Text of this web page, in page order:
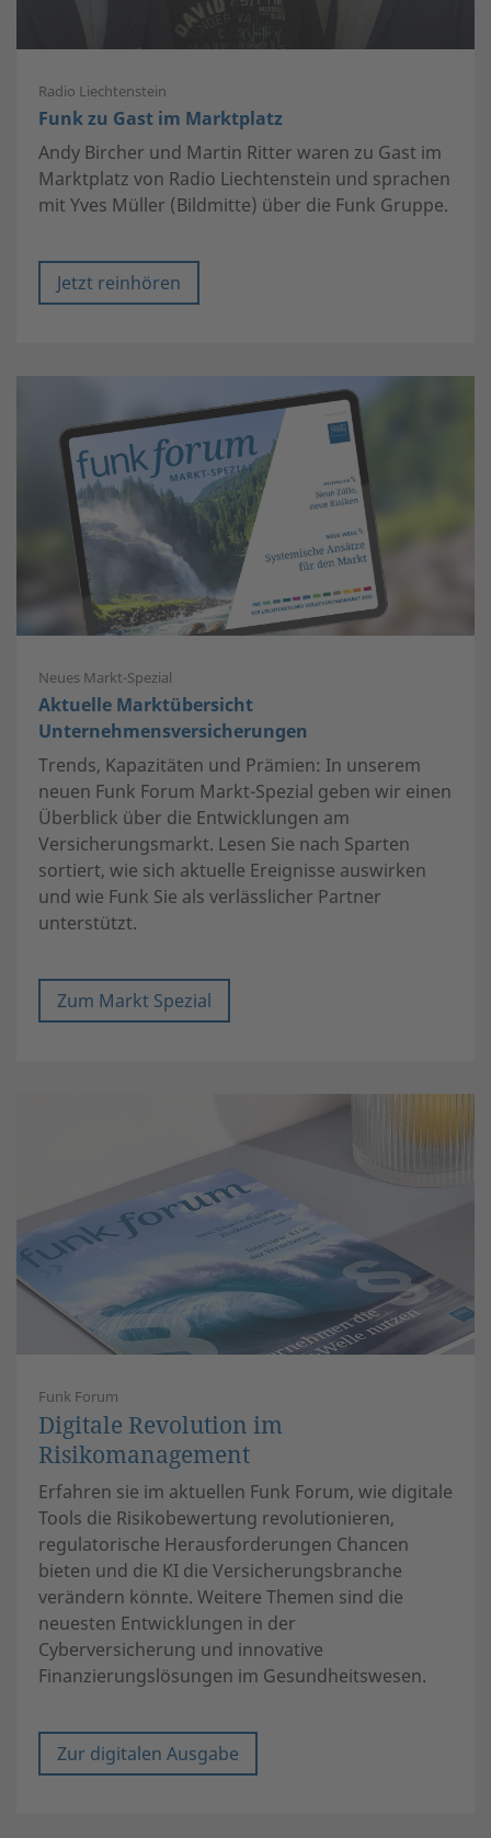
Radio Liechtenstein
Funk zu Gast im Marktplatz
Andy Bircher und Martin Ritter waren zu Gast im
Marktplatz von Radio Liechtenstein und sprachen
mit Yves Müller (Bildmitte) über die Funk Gruppe.
Jetzt reinhören
Neues Markt-Spezial
Aktuelle Marktübersicht
Unternehmensversicherungen
Trends, Kapazitäten und Prämien: In unserem
neuen Funk Forum Markt-Spezial geben wir einen
Überblick über die Entwicklungen am
Versicherungsmarkt. Lesen Sie nach Sparten
sortiert, wie sich aktuelle Ereignisse auswirken
und wie Funk Sie als verlässlicher Partner
unterstützt.
Zum Markt Spezial
Funk Forum
Digitale Revolution im
Risikomanagement
Erfahren sie im aktuellen Funk Forum, wie digitale
Tools die Risikobewertung revolutionieren,
regulatorische Herausforderungen Chancen
bieten und die KI die Versicherungsbranche
verändern könnte. Weitere Themen sind die
neuesten Entwicklungen in der
Cyberversicherung und innovative
Finanzierungslösungen im Gesundheitswesen.
Zur digitalen Ausgabe